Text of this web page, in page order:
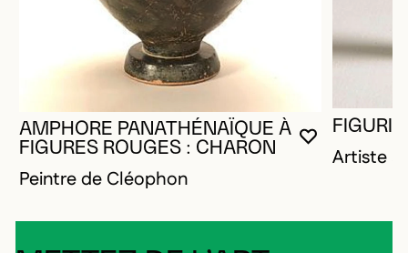
VOUS
FERMER
OUVRIR LA
AMPHORE PANATHÉNAÏQUE À
FIGURES ROUGES : CHARON
Peintre de Cléophon
Artiste